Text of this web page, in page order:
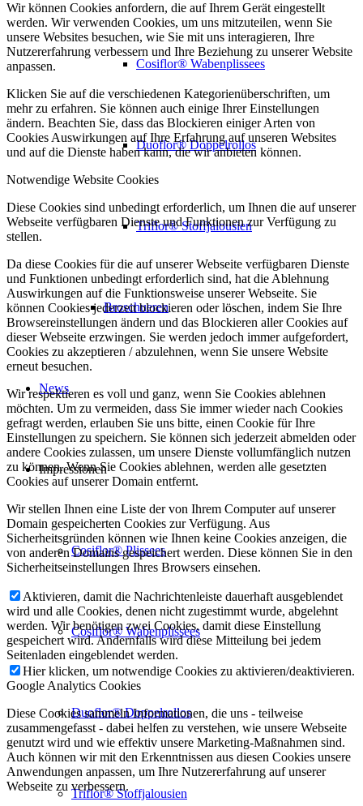
Cosiflor® Wabenplissees
Duoflor® Doppelrollos
Triflor® Stoffjalousien
Broschueren
News
Impressionen
Cosiflor® Plissees
Cosiflor® Wabenplissees
Duoflor® Doppelrollos
Triflor® Stoffjalousien
Wir können Cookies anfordern, die auf Ihrem Gerät eingestellt
werden. Wir verwenden Cookies, um uns mitzuteilen, wenn Sie
unsere Websites besuchen, wie Sie mit uns interagieren, Ihre
Nutzererfahrung verbessern und Ihre Beziehung zu unserer Website
anpassen.
Klicken Sie auf die verschiedenen Kategorienüberschriften, um
mehr zu erfahren. Sie können auch einige Ihrer Einstellungen
ändern. Beachten Sie, dass das Blockieren einiger Arten von
Cookies Auswirkungen auf Ihre Erfahrung auf unseren Websites
und auf die Dienste haben kann, die wir anbieten können.
Notwendige Website Cookies
Diese Cookies sind unbedingt erforderlich, um Ihnen die auf unserer
Webseite verfügbaren Dienste und Funktionen zur Verfügung zu
stellen.
Da diese Cookies für die auf unserer Webseite verfügbaren Dienste
und Funktionen unbedingt erforderlich sind, hat die Ablehnung
Auswirkungen auf die Funktionsweise unserer Webseite. Sie
können Cookies jederzeit blockieren oder löschen, indem Sie Ihre
Browsereinstellungen ändern und das Blockieren aller Cookies auf
dieser Webseite erzwingen. Sie werden jedoch immer aufgefordert,
Cookies zu akzeptieren / abzulehnen, wenn Sie unsere Website
erneut besuchen.
Wir respektieren es voll und ganz, wenn Sie Cookies ablehnen
möchten. Um zu vermeiden, dass Sie immer wieder nach Cookies
gefragt werden, erlauben Sie uns bitte, einen Cookie für Ihre
Einstellungen zu speichern. Sie können sich jederzeit abmelden oder
andere Cookies zulassen, um unsere Dienste vollumfänglich nutzen
zu können. Wenn Sie Cookies ablehnen, werden alle gesetzten
Cookies auf unserer Domain entfernt.
Wir stellen Ihnen eine Liste der von Ihrem Computer auf unserer
Domain gespeicherten Cookies zur Verfügung. Aus
Sicherheitsgründen können wie Ihnen keine Cookies anzeigen, die
von anderen Domains gespeichert werden. Diese können Sie in den
Sicherheitseinstellungen Ihres Browsers einsehen.
Aktivieren, damit die Nachrichtenleiste dauerhaft ausgeblendet
wird und alle Cookies, denen nicht zugestimmt wurde, abgelehnt
werden. Wir benötigen zwei Cookies, damit diese Einstellung
gespeichert wird. Andernfalls wird diese Mitteilung bei jedem
Seitenladen eingeblendet werden.
Hier klicken, um notwendige Cookies zu aktivieren/deaktivieren.
Google Analytics Cookies
Diese Cookies sammeln Informationen, die uns - teilweise
zusammengefasst - dabei helfen zu verstehen, wie unsere Webseite
genutzt wird und wie effektiv unsere Marketing-Maßnahmen sind.
Auch können wir mit den Erkenntnissen aus diesen Cookies unsere
Anwendungen anpassen, um Ihre Nutzererfahrung auf unserer
Webseite zu verbessern.